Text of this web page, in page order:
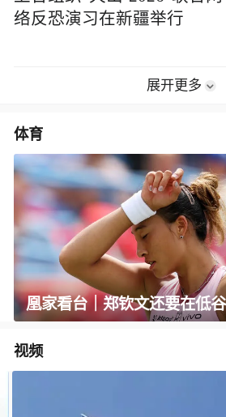
络反恐演习在新疆举行
展开更多
体育
凰家看台｜郑钦文还要在低
视频